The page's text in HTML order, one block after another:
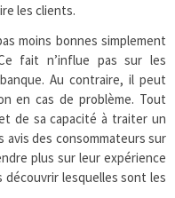
les clients.
moins bonnes simplement
fait n’influe pas sur les
Au contraire, il peut
en cas de problème. Tout
de sa capacité à traiter un
avis des consommateurs sur
plus sur leur expérience
lesquelles sont les